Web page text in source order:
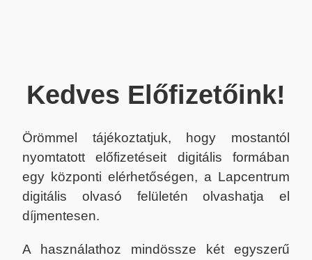
Kedves Előfizetőink!
Örömmel tájékoztatjuk, hogy mostantól
nyomtatott előfizetéseit digitális formában
egy központi elérhetőségen, a Lapcentrum
digitális olvasó felületén olvashatja el
díjmentesen.
A használathoz mindössze két egyszerű